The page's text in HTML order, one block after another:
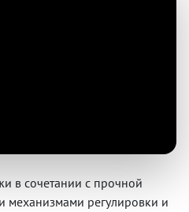
в сочетании с прочной
механизмами регулировки и